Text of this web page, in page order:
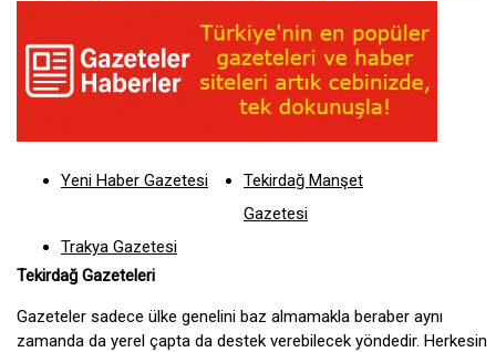
Yeni Haber Gazetesi
Tekirdağ Manşet
Gazetesi
Trakya Gazetesi
Tekirdağ Gazeteleri
Gazeteler sadece ülke genelini baz almamakla beraber aynı
zamanda da yerel çapta da destek verebilecek yöndedir. Herkesin